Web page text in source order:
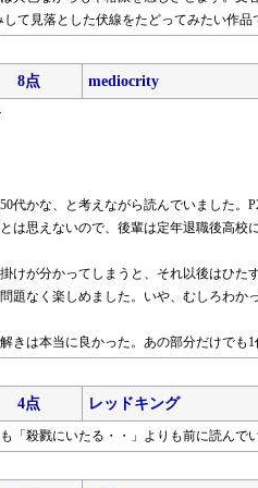
て見落とした伏線をたどってみたい作品
8点 mediocrity
代かな、と考えながら読んでいました。
は思えないので、後輩は定年退職後高校
けが分かってしまうと、それ以後はひた
題なく楽しめました。いや、むしろわか
きは本当に良かった。あの部分だけでも1
4点 レッドキング
「殺戮にいたる・・」よりも前に読んで